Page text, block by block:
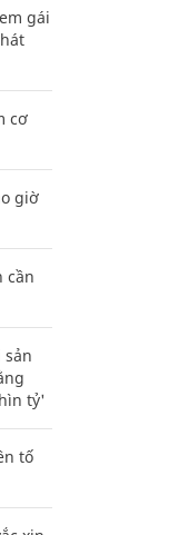
gái
cơ
giờ
cần
sản
tỷ'
tố